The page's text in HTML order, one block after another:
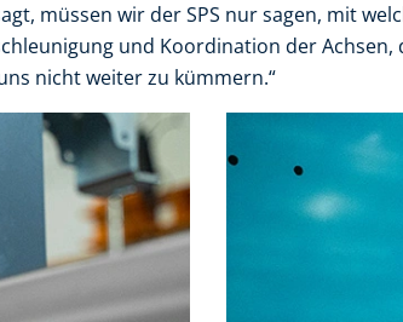
müssen wir der SPS nur sagen, mit
und Koordination der
nicht weiter zu kümmern.“